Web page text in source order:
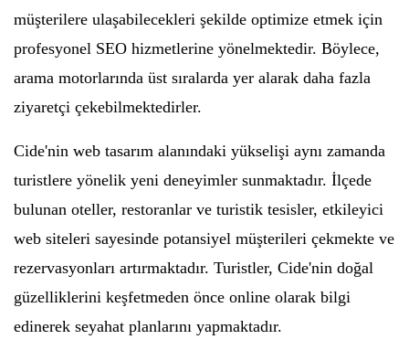
müşterilere ulaşabilecekleri şekilde optimize etmek için
profesyonel SEO hizmetlerine yönelmektedir. Böylece,
arama motorlarında üst sıralarda yer alarak daha fazla
ziyaretçi çekebilmektedirler.
Cide'nin web tasarım alanındaki yükselişi aynı zamanda
turistlere yönelik yeni deneyimler sunmaktadır. İlçede
bulunan oteller, restoranlar ve turistik tesisler, etkileyici
web siteleri sayesinde potansiyel müşterileri çekmekte ve
rezervasyonları artırmaktadır. Turistler, Cide'nin doğal
güzelliklerini keşfetmeden önce online olarak bilgi
edinerek seyahat planlarını yapmaktadır.